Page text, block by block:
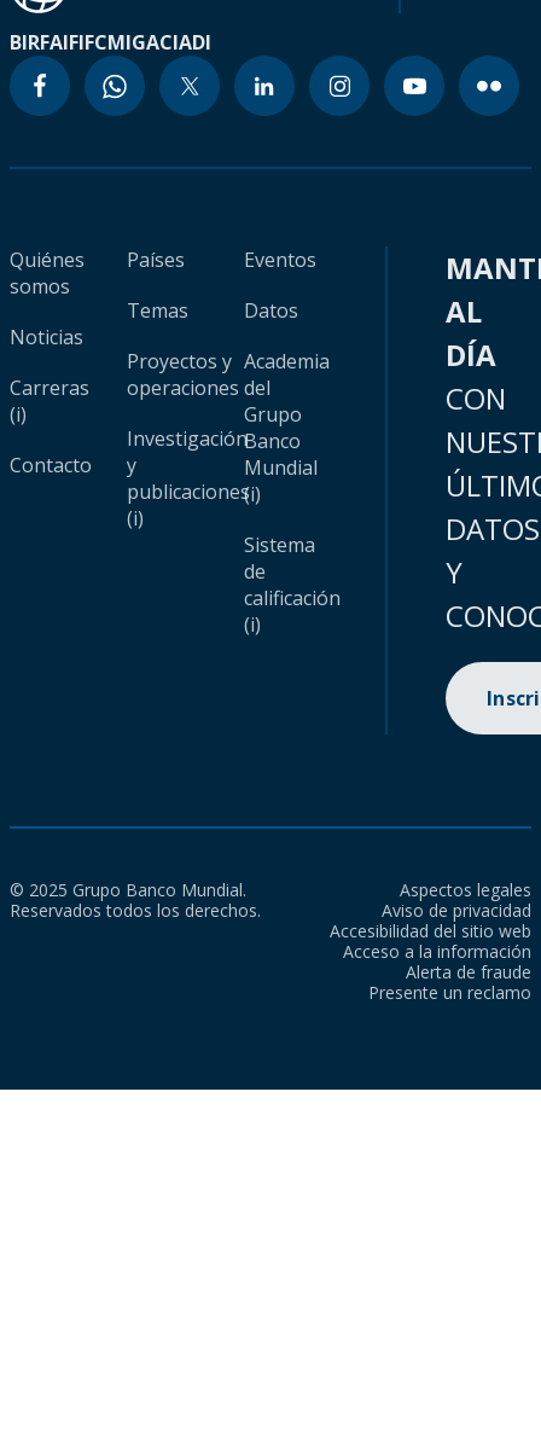
BIRFAIFIFCMIGACIADI
Quiénes
somos
Noticias
Carreras
(i)
Contacto
Países
Temas
Proyectos y
operaciones
Investigación
y
publicaciones
(i)
Eventos
Datos
Academia
del
Grupo
Banco
Mundial
(i)
Sistema
de
calificación
(i)
AL
DÍA
CON
DATOS
Y
© 2025 Grupo Banco Mundial.
Reservados todos los derechos.
Aspectos legales
Aviso de privacidad
Accesibilidad del sitio web
Acceso a la información
Alerta de fraude
Presente un reclamo